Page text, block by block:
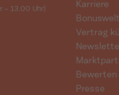
– 13.00 Uhr)
Karriere
Bonuswelt
Vertrag
Bewerten
Presse